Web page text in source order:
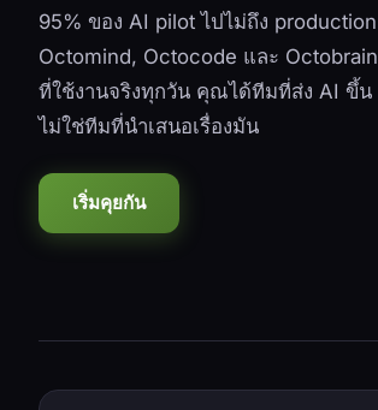
95% ของ AI pilot ไปไม่ถึง production
Octomind, Octocode และ
ที่ใช้งานจริงทุกวัน คุณได้ทีมที่ส่ง AI ขึ้น
ไม่ใช่ทีมที่นำเสนอเรื่องมัน
เริ่มคุยกัน